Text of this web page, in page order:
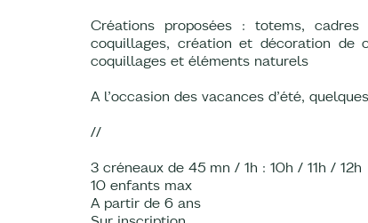
Créations proposées : totems,
coquillages, création et décoration de
coquillages et éléments naturels
A l’occasion des vacances d’été,
//
3 créneaux de 45 mn / 1h : 10h / 11h / 12h
10 enfants max
A partir de 6 ans